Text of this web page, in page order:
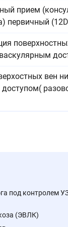
прием
первичный
вен
под контролем
(ЭВЛК)